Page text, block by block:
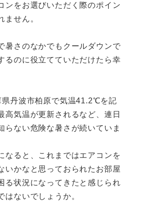
ンをお選びいただく際のポイン
ません。
暑さのなかでもクールダウンで
るのに役立てていただけたら幸
県丹波市柏原で気温41.2℃を記
高気温が更新されるなど、連日
らない危険な暑さが続いていま
なると、これまではエアコンを
いかなと思っておられたお部屋
る状況になってきたと感じられ
はないでしょうか。